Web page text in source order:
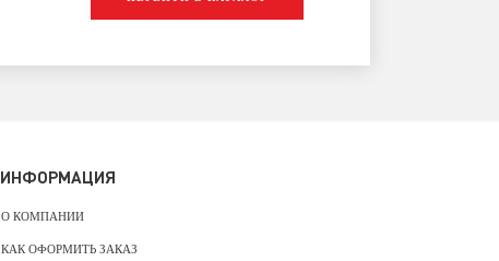
ИНФОРМАЦИЯ
О КОМПАНИИ
КАК ОФОРМИТЬ ЗАКАЗ